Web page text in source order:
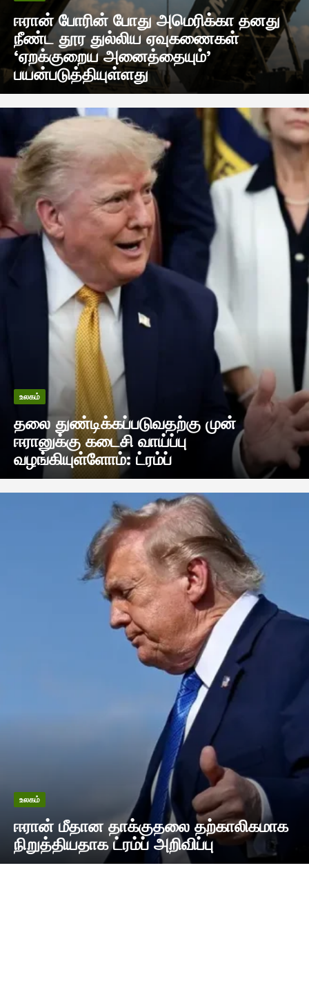
ஈரான் போரின் போது அமெரிக்கா தனது
நீண்ட தூர துல்லிய ஏவுகணைகள்
‘ஏறக்குறைய அனைத்தையும்’
பயன்படுத்தியுள்ளது
உலகம்
தலை துண்டிக்கப்படுவதற்கு முன்
ஈரானுக்கு கடைசி வாய்ப்பு
வழங்கியுள்ளோம்: ட்ரம்ப்
உலகம்
ஈரான் மீதான தாக்குதலை தற்காலிகமாக
நிறுத்தியதாக ட்ரம்ப் அறிவிப்பு